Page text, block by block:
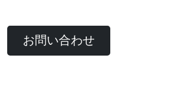
お問い合わせ